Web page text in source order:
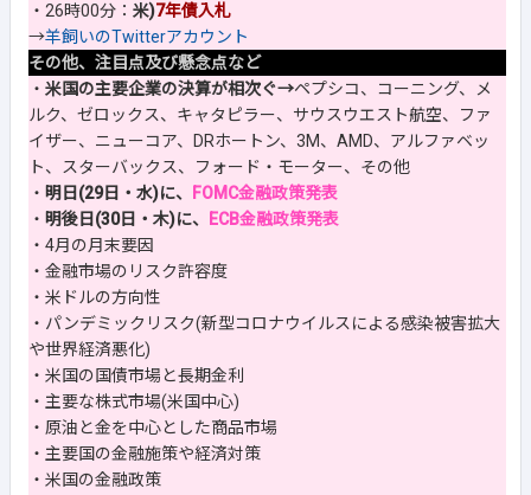
・26時00分： 米)7年債入札
→羊飼いのTwitterアカウント
その他、注目点及び懸念点など
・ 米国の主要企業の決算が相次ぐ→ペプシコ、コーニング、メ
ルク、ゼロックス、キャタピラー、サウスウエスト航空、ファ
イザー、ニューコア、DRホートン、3M、AMD、アルファベッ
ト、スターバックス、フォード・モーター、その他
・ 明日(29日・水)に、
FOMC金融政策発表
・ 明後日(30日・木)に、
ECB金融政策発表
・4月の月末要因
・金融市場のリスク許容度
・米ドルの方向性
・パンデミックリスク(新型コロナウイルスによる感染被害拡大
や世界経済悪化)
・米国の国債市場と長期金利
・主要な株式市場(米国中心)
・原油と金を中心とした商品市場
・主要国の金融施策や経済対策
・米国の金融政策